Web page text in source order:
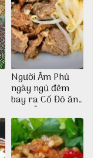
Người Âm Phủ
ngày ngủ đêm
bay ra Cố Đô ăn
Cơm Âm Phủ
Huế